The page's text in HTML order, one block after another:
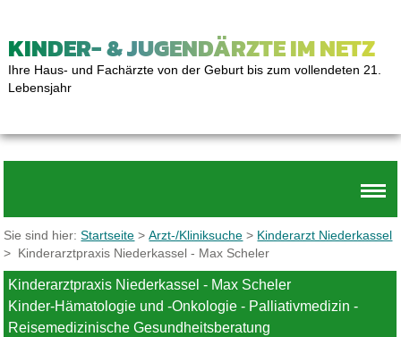
KINDER- & JUGENDÄRZTE IM NETZ
Ihre Haus- und Fachärzte von der Geburt bis zum vollendeten 21.
Lebensjahr
Sie sind hier:Startseite >Arzt-/Kliniksuche > Kinderarzt Niederkassel
> Kinderarztpraxis Niederkassel - Max Scheler
Kinderarztpraxis Niederkassel - Max Scheler
Kinder-Hämatologie und -Onkologie - Palliativmedizin -
Reisemedizinische Gesundheitsberatung